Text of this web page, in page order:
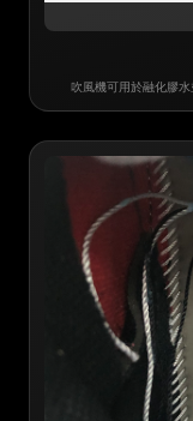
吹風機可用於融化膠